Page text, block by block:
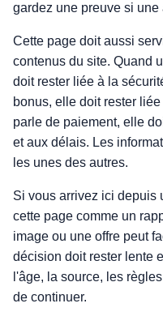
gardez une preuve si
Cette page doit aussi
contenus du site. Quand
doit rester liée à la
bonus, elle doit rester
parle de paiement, elle
et aux délais. Les
les unes des autres.
Si vous arrivez ici depuis
cette page comme un
image ou une offre peut
décision doit rester lente
l'âge, la source, les
de continuer.